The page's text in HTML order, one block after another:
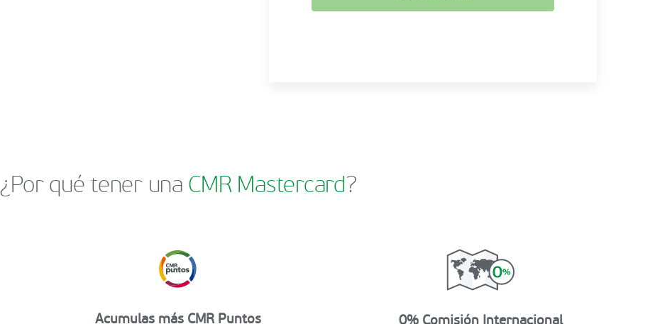
¿Por qué tener una CMR Mastercard?
Acumulas más CMR Puntos 0% Comisión Internacional